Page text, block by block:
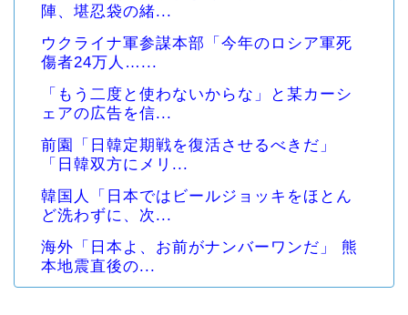
陣、堪忍袋の緒...
ウクライナ軍参謀本部「今年のロシア軍死
傷者24万人…...
「もう二度と使わないからな」と某カーシ
ェアの広告を信...
前園「日韓定期戦を復活させるべきだ」
「日韓双方にメリ...
韓国人「日本ではビールジョッキをほとん
ど洗わずに、次...
海外「日本よ、お前がナンバーワンだ」 熊
本地震直後の...